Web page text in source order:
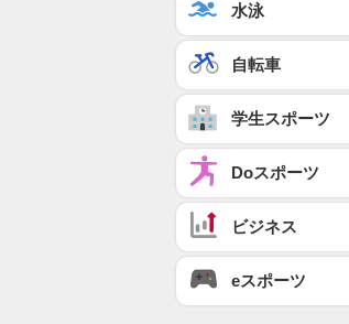
水泳
自転車
学生スポーツ
Doスポーツ
ビジネス
eスポーツ